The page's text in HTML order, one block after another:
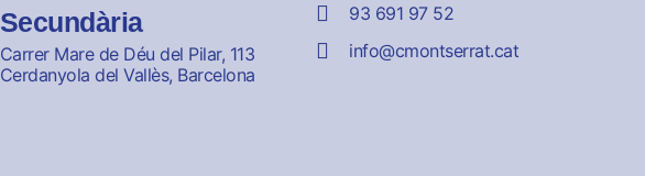
Secundària
Carrer Mare de Déu del Pilar, 113
Cerdanyola del Vallès, Barcelona
93 691 97 52
info@cmontserrat.cat